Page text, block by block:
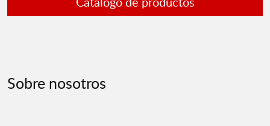
Sobre nosotros